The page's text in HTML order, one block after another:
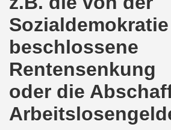
Sozialdemokratie
beschlossene
Rentensenkung
oder die
auf die Bevölkerung! Beschäftigte
ruft auf: Kommt mit am
Brennpunkte am 14.09.2020:
Bewegung am 14.09.2020 mit
ich (Thomas Kistermann) zur